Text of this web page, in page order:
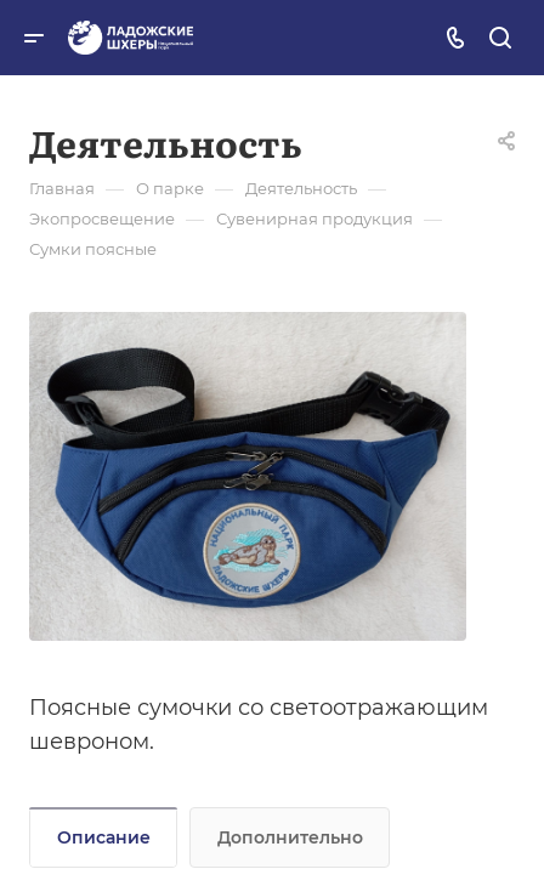
Деятельность
Главная — О парке — Деятельность —
Экопросвещение — Сувенирная продукция —
Сумки поясные
Поясные сумочки со светоотражающим
шевроном.
Описание Дополнительно